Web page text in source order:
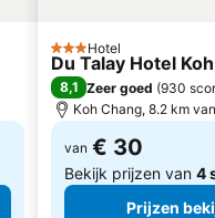
3 Sterren
Hotel
Du Talay Hotel
8,1 Zeer goed (930
Koh Chang, 8.2 km
van € 30
Bekijk prijzen van 4
Prijzen